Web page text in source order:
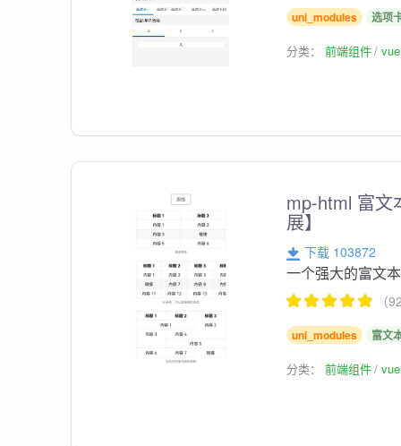
uni_modules 选项
分类：前端组件
mp-html 富文
展】
下载 103872
一个强大的富文
（
uni_modules 富文
分类：前端组件